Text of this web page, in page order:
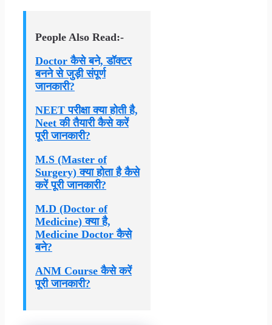
People Also Read:-
Doctor कैसे बने, डॉक्टर
बनने से जुड़ी संपूर्ण
जानकारी?
NEET परीक्षा क्या होती है,
Neet की तैयारी कैसे करें
पूरी जानकारी?
M.S (Master of
Surgery) क्या होता है कैसे
करें पूरी जानकारी?
M.D (Doctor of
Medicine) क्या है,
Medicine Doctor कैसे
बने?
ANM Course कैसे करें
पूरी जानकारी?